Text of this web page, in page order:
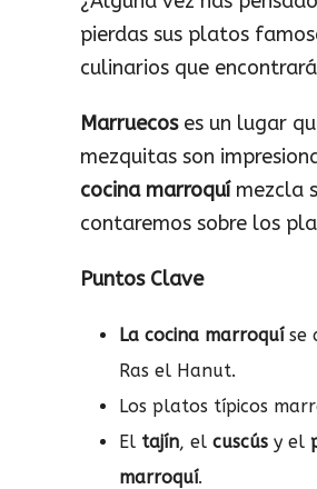
pierdas sus platos
culinarios que
Marruecoses un lugar
mezquitas son
cocina marroquímezcla
contaremos sobre los
Puntos Clave
La cocina marroquíse
Ras el Hanut.
Los platos típicos
El tajín, elcuscús y el
marroquí.